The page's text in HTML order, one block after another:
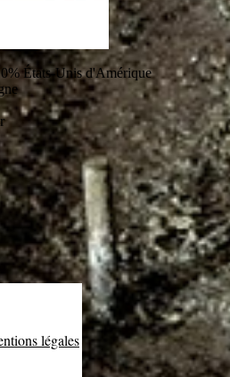
États-Unis d'Amérique
légales